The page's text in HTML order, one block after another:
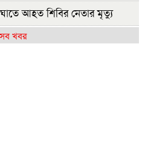
আহত শিবির নেতার মৃত্যু
পলাতক হাসিনা
খবর